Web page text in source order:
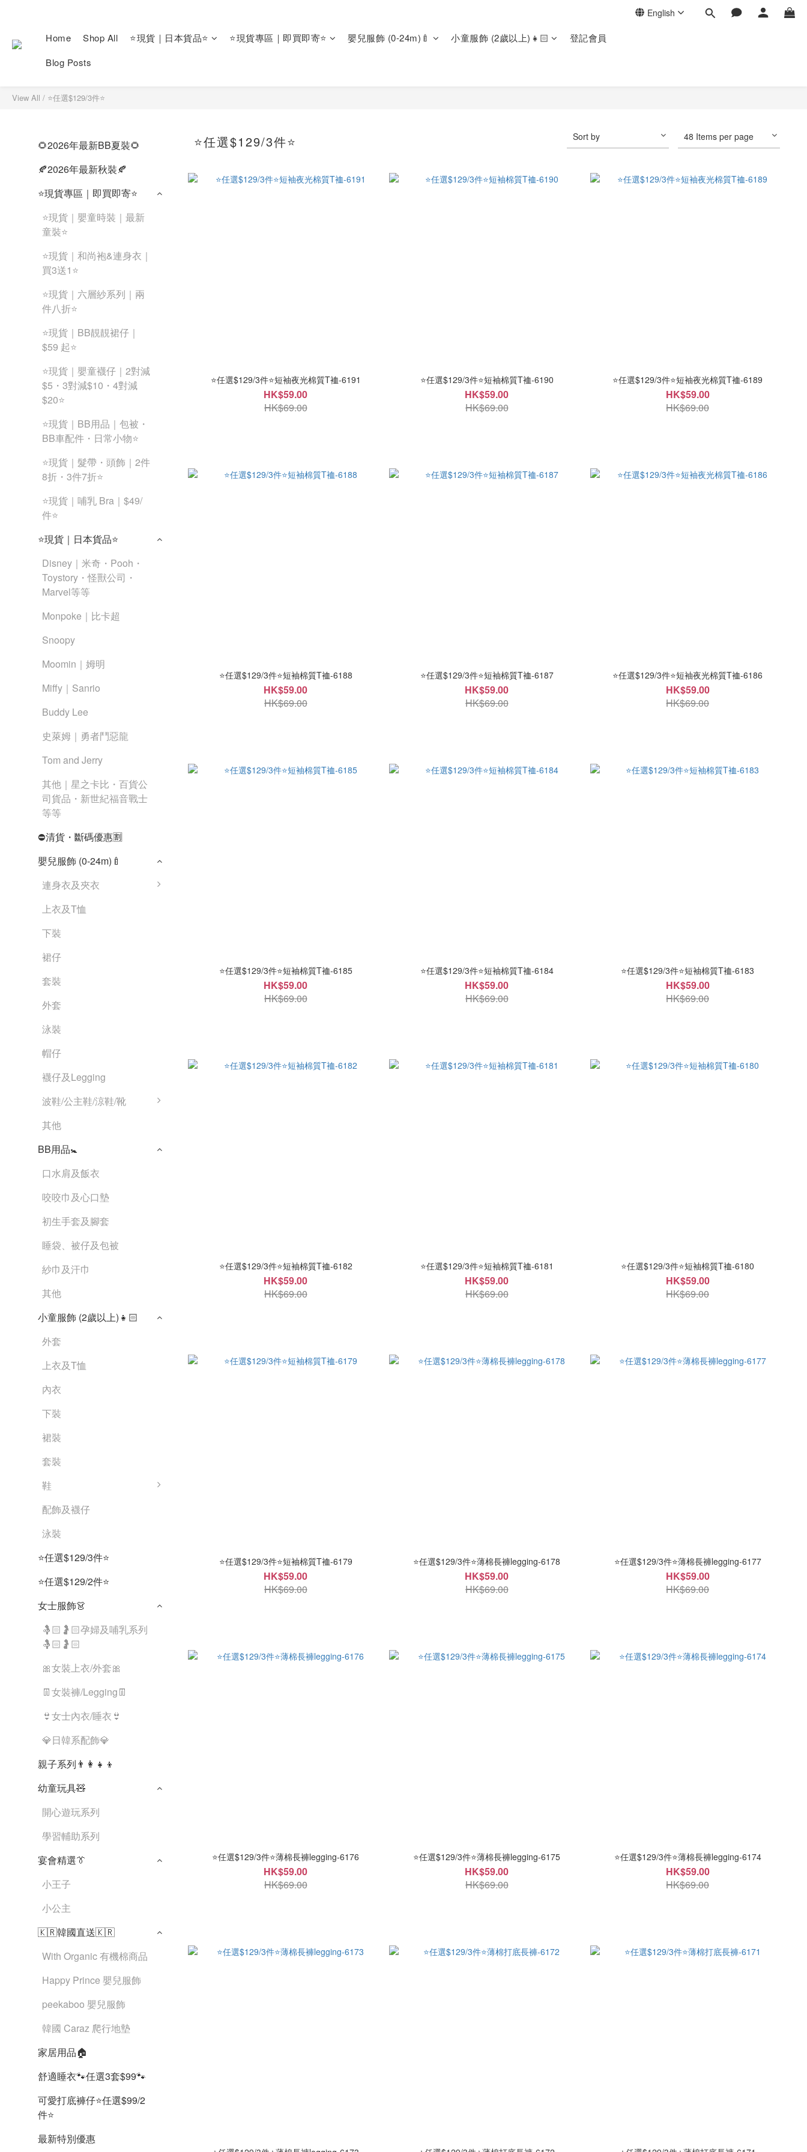
English
Home Shop All ⭐現貨｜日本貨品⭐ ⭐現貨專區｜即買即寄⭐ 嬰兒服飾 (0-24m)🍼 小童服飾 (2歲以上)👧🏻
登記會員
Blog Posts
View All / ⭐任選$129/3件⭐
🌻2026年最新BB夏裝🌻
🍂2026年最新秋裝🍂
⭐現貨專區｜即買即寄⭐
⭐現貨｜嬰童時裝｜最新
童裝⭐
⭐現貨｜和尚袍&連身衣｜
買3送1⭐
⭐現貨｜六層紗系列｜兩
件八折⭐
⭐現貨｜BB靚靚裙仔｜
$59 起⭐
⭐現貨｜嬰童襪仔｜2對減
$5・3對減$10・4對減
$20⭐
⭐現貨｜BB用品｜包被・
BB車配件・日常小物⭐
⭐現貨｜髮帶・頭飾｜2件
8折・3件7折⭐
⭐現貨｜哺乳 Bra｜$49/
件⭐
⭐現貨｜日本貨品⭐
Disney｜米奇・Pooh・
Toystory・怪獸公司・
Marvel等等
Monpoke｜比卡超
Snoopy
Moomin｜姆明
Miffy｜Sanrio
Buddy Lee
史萊姆｜勇者鬥惡龍
Tom and Jerry
其他｜星之卡比・百貨公
司貨品・新世紀福音戰士
等等
⛔清貨・斷碼優惠🈹
嬰兒服飾 (0-24m)🍼
連身衣及夾衣
上衣及T恤
下裝
裙仔
套裝
外套
泳裝
帽仔
襪仔及Legging
波鞋/公主鞋/涼鞋/靴
其他
BB用品🚼
口水肩及飯衣
咬咬巾及心口墊
初生手套及腳套
睡袋、被仔及包被
紗巾及汗巾
其他
小童服飾 (2歲以上)👧🏻
外套
上衣及T恤
內衣
下裝
裙裝
套裝
鞋
配飾及襪仔
泳裝
⭐任選$129/3件⭐
⭐任選$129/2件⭐
女士服飾👗
🤱🏻🤰🏻孕婦及哺乳系列
🤱🏻🤰🏻
🎀女裝上衣/外套🎀
👖女裝褲/Legging👖
👙女士內衣/睡衣👙
💎日韓系配飾💎
親子系列👨‍👩‍👧‍👦
幼童玩具🧸
開心遊玩系列
學習輔助系列
宴會精選👔
小王子
小公主
🇰🇷韓國直送🇰🇷
With Organic 有機棉商品
Happy Prince 嬰兒服飾
peekaboo 嬰兒服飾
韓國 Caraz 爬行地墊
家居用品🏠
舒適睡衣🐾任選3套$99🐾
可愛打底褲仔⭐️任選$99/2
件⭐️
最新特別優惠
⭐任選$129/3件⭐ Sort by 48 Items per page
⭐任選$129/3件⭐短袖夜光棉質T裇-6191
HK$59.00
HK$69.00
⭐任選$129/3件⭐短袖棉質T裇-6190
HK$59.00
HK$69.00
⭐任選$129/3件⭐短袖夜光棉質T裇-6189
HK$59.00
HK$69.00
⭐任選$129/3件⭐短袖棉質T裇-6188
HK$59.00
HK$69.00
⭐任選$129/3件⭐短袖棉質T裇-6187
HK$59.00
HK$69.00
⭐任選$129/3件⭐短袖夜光棉質T裇-6186
HK$59.00
HK$69.00
⭐任選$129/3件⭐短袖棉質T裇-6185
HK$59.00
HK$69.00
⭐任選$129/3件⭐短袖棉質T裇-6184
HK$59.00
HK$69.00
⭐任選$129/3件⭐短袖棉質T裇-6183
HK$59.00
HK$69.00
⭐任選$129/3件⭐短袖棉質T裇-6182
HK$59.00
HK$69.00
⭐任選$129/3件⭐短袖棉質T裇-6181
HK$59.00
HK$69.00
⭐任選$129/3件⭐短袖棉質T裇-6180
HK$59.00
HK$69.00
⭐任選$129/3件⭐短袖棉質T裇-6179
HK$59.00
HK$69.00
⭐任選$129/3件⭐薄棉長褲legging-6178
HK$59.00
HK$69.00
⭐任選$129/3件⭐薄棉長褲legging-6177
HK$59.00
HK$69.00
⭐任選$129/3件⭐薄棉長褲legging-6176
HK$59.00
HK$69.00
⭐任選$129/3件⭐薄棉長褲legging-6175
HK$59.00
HK$69.00
⭐任選$129/3件⭐薄棉長褲legging-6174
HK$59.00
HK$69.00